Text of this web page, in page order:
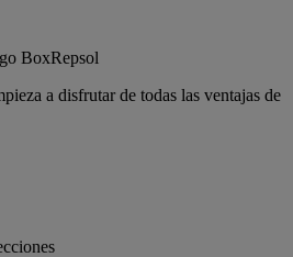
a disfrutar de todas las ventajas de